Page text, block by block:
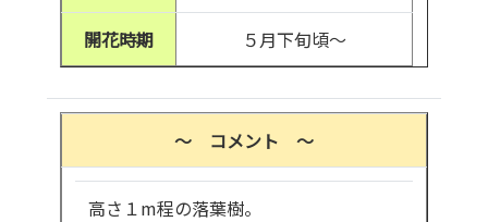
開花時期 ５月下旬頃～
～ コメント ～
高さ１m程の落葉樹。